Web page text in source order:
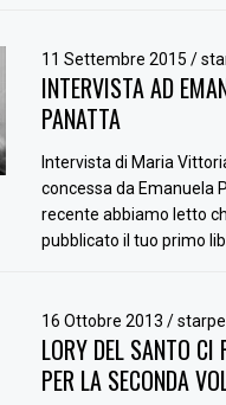
11 Settembre 2015/
INTERVISTA AD
PANATTA
Intervista di Maria
concessa da Emanuela
recente abbiamo letto
pubblicato il tuo primo
16 Ottobre 2013/
LORY DEL SANTO CI
PER LA SECONDA